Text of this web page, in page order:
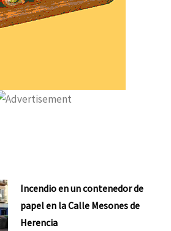
Incendio en un contenedor de
papel en la Calle Mesones de
Herencia